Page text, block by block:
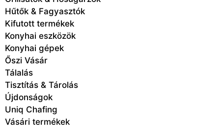
Hűtők & Fagyasztók
Kifutott termékek
Konyhai eszközök
Konyhai gépek
Őszi Vásár
Tálalás
Tisztítás & Tárolás
Újdonságok
Uniq Chafing
Vásári termékek